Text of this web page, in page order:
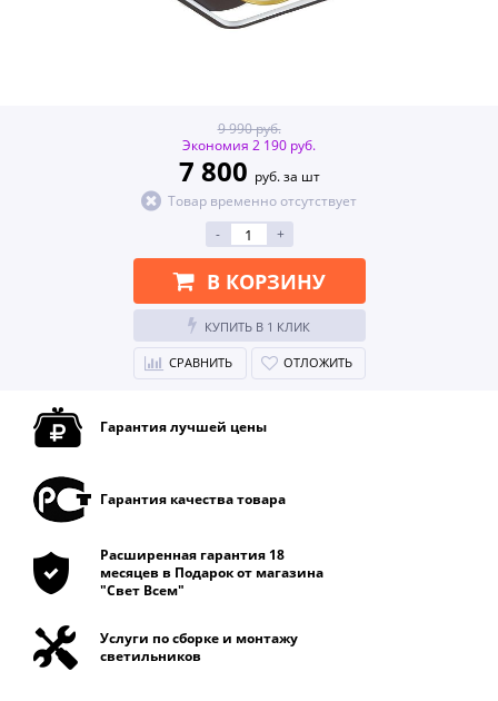
9 990 руб.
Экономия 2 190 руб.
7 800 руб. за шт
Товар временно отсутствует
-
+
В КОРЗИНУ
КУПИТЬ В 1 КЛИК
СРАВНИТЬ ОТЛОЖИТЬ
Гарантия лучшей цены
Гарантия качества товара
Расширенная гарантия 18
месяцев в Подарок от магазина
"Свет Всем"
Услуги по сборке и монтажу
светильников